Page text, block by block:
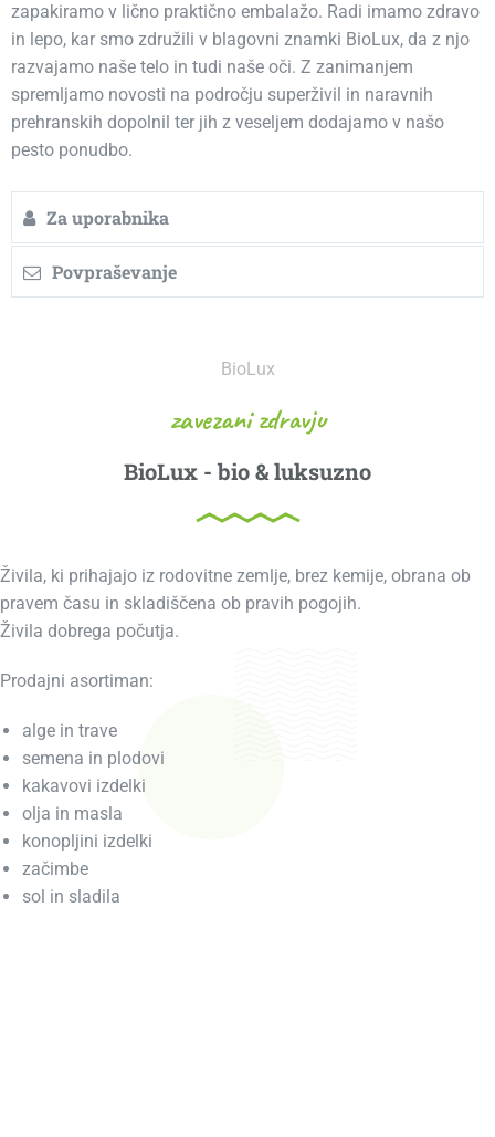
zapakiramo v lično praktično embalažo. Radi imamo zdravo
in lepo, kar smo združili v blagovni znamki BioLux, da z njo
razvajamo naše telo in tudi naše oči. Z zanimanjem
spremljamo novosti na področju superživil in naravnih
prehranskih dopolnil ter jih z veseljem dodajamo v našo
pesto ponudbo.
Za uporabnika
Povpraševanje
BioLux
zavezani zdravju
BioLux - bio & luksuzno
Živila, ki prihajajo iz rodovitne zemlje, brez kemije, obrana ob
pravem času in skladiščena ob pravih pogojih.
Živila dobrega počutja.
Prodajni asortiman:
alge in trave
semena in plodovi
kakavovi izdelki
olja in masla
konopljini izdelki
začimbe
sol in sladila